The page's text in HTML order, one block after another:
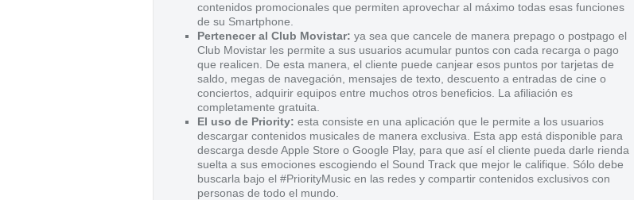
contenidos promocionales que permiten aprovechar al máximo todas esas funciones
de su Smartphone.
Pertenecer al Club Movistar: ya sea que cancele de manera prepago o postpago el
Club Movistar les permite a sus usuarios acumular puntos con cada recarga o pago
que realicen. De esta manera, el cliente puede canjear esos puntos por tarjetas de
saldo, megas de navegación, mensajes de texto, descuento a entradas de cine o
conciertos, adquirir equipos entre muchos otros beneficios. La afiliación es
completamente gratuita.
El uso de Priority: esta consiste en una aplicación que le permite a los usuarios
descargar contenidos musicales de manera exclusiva. Esta app está disponible para
descarga desde Apple Store o Google Play, para que así el cliente pueda darle rienda
suelta a sus emociones escogiendo el Sound Track que mejor le califique. Sólo debe
buscarla bajo el #PriorityMusic en las redes y compartir contenidos exclusivos con
personas de todo el mundo.